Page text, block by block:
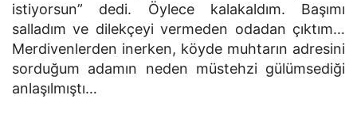
istiyorsun” dedi. Öylece kalakaldım. Başımı
salladım ve dilekçeyi vermeden odadan çıktım…
Merdivenlerden inerken, köyde muhtarın adresini
sorduğum adamın neden müstehzi gülümsediği
anlaşılmıştı…